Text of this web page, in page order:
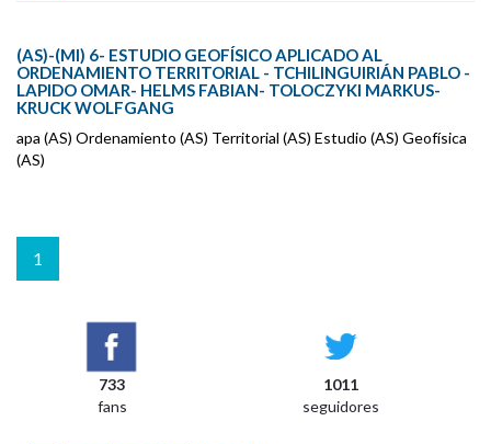
(AS)-(MI) 6- ESTUDIO GEOFÍSICO APLICADO AL
ORDENAMIENTO TERRITORIAL - TCHILINGUIRIÁN PABLO -
LAPIDO OMAR- HELMS FABIAN- TOLOCZYKI MARKUS-
KRUCK WOLFGANG
apa (AS) Ordenamiento (AS) Territorial (AS) Estudio (AS) Geofísica
(AS)
1
733
1011
fans
seguidores